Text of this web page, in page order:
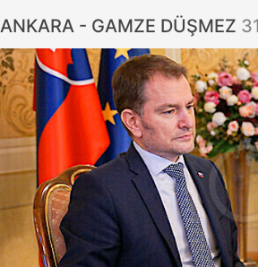
ANKARA - GAMZE DÜŞMEZ